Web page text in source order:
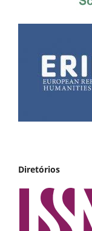
Diretórios